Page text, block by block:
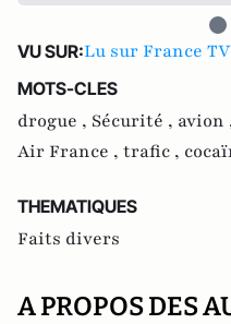
VU SUR:Lu sur France
MOTS-CLES
drogue , Sécurité , avion
Air France , trafic ,
THEMATIQUES
Faits divers
A PROPOS DES